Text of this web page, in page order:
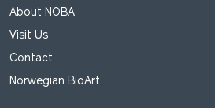
About NOBA
Visit Us
Contact
Norwegian BioArt